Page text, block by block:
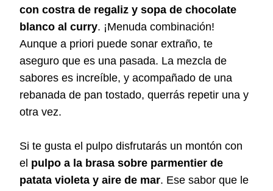
con costra de regaliz y sopa de chocolate
blanco al curry. ¡Menuda combinación!
Aunque a priori puede sonar extraño, te
aseguro que es una pasada. La mezcla de
sabores es increíble, y acompañado de una
rebanada de pan tostado, querrás repetir una y
otra vez.
Si te gusta el pulpo disfrutarás un montón con
el pulpo a la brasa sobre parmentier de
patata violeta y aire de mar. Ese sabor que le